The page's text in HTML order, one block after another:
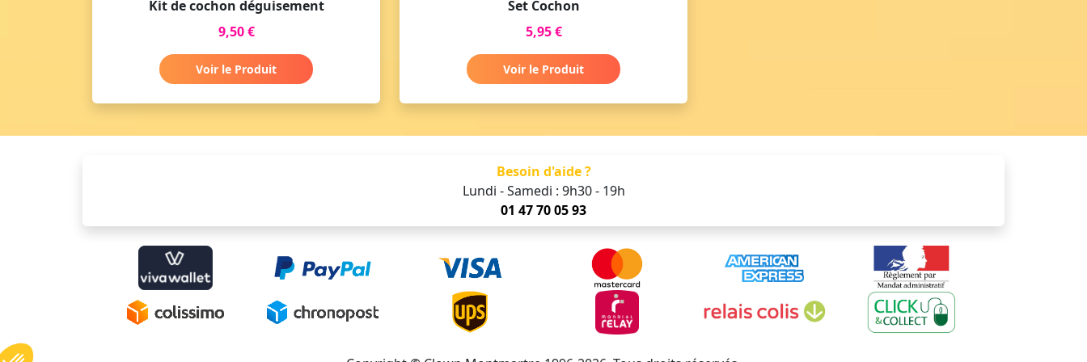
Kit de cochon déguisement
9,50 €
Voir le Produit
Set Cochon
5,95 €
Voir le Produit
Besoin d'aide ?
Lundi - Samedi : 9h30 - 19h
01 47 70 05 93